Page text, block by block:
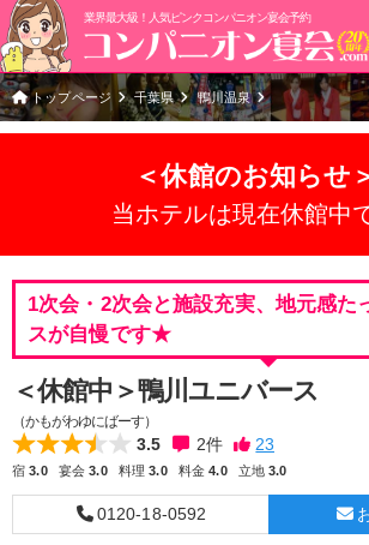
業界最大級！人気ピンクコンパニオン宴会予約
トップページ 千葉県 鴨川温泉
＜休館のお知らせ
当ホテルは現在休館中
1次会・2次会と施設充実、地元感た
スが自慢です★
＜休館中＞鴨川ユニバース
（かもがわゆにばーす）
3.5 2件
宿3.0 宴会3.0 料理3.0 料金4.0 立地3.0
0120-18-0592